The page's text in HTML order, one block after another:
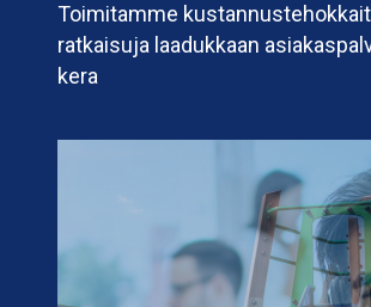
Toimitamme
ratkaisuja laadukkaan
kera